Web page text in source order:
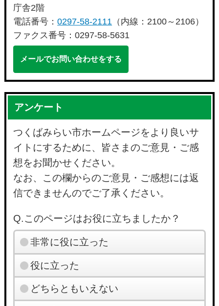
庁舎2階
電話番号：0297-58-2111 （内線：2100～2106）
ファクス番号：0297-58-5631
メールでお問い合わせをする
アンケート
つくばみらい市ホームページをより良いサ
イトにするために、皆さまのご意見・ご感
想をお聞かせください。
なお、この欄からのご意見・ご感想には返
信できませんのでご了承ください。
Q.このページはお役に立ちましたか？
非常に役に立った
役に立った
どちらともいえない